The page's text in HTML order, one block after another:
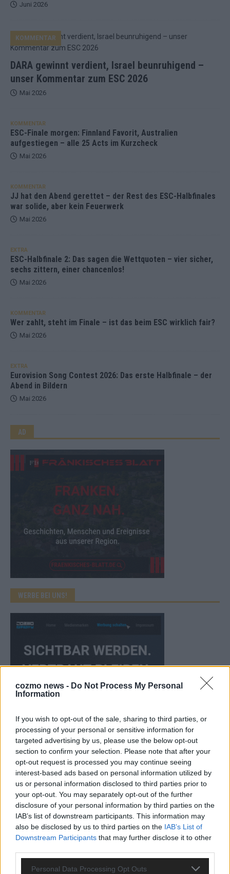
cozmo news - Do Not Process My Personal
Information
If you wish to opt-out of the sale, sharing to third parties, or
processing of your personal or sensitive information for
targeted advertising by us, please use the below opt-out
section to confirm your selection. Please note that after your
opt-out request is processed you may continue seeing
interest-based ads based on personal information utilized by
us or personal information disclosed to third parties prior to
your opt-out. You may separately opt-out of the further
disclosure of your personal information by third parties on the
IAB’s list of downstream participants. This information may
also be disclosed by us to third parties on the IAB’s List of
Downstream Participants that may further disclose it to other
Personal Data Processing Opt Outs
Juni 2026
DARA gewinnt verdient, Israel beunruhigend –
unser Kommentar zum ESC 2026
KOMMENTAR
Mai 2026
KOMMENTAR
ESC-Finale morgen: Finnland Favorit, Australien
aufgestiegen – alle 25 Acts im Kurzcheck
Mai 2026
KOMMENTAR
JJ hat den Abend gerettet – der Rest des ESC-Halbfinales
war solide, aber kein Feuerwerk
Mai 2026
EXTRA
ESC-Halbfinale 2: Das sagen die Wettquoten – vier sicher,
sechs zittern, einer chancenlos!
Mai 2026
KOMMENTAR
Wer zahlt, steht im Finale – ist das beim ESC wirklich fair?
Mai 2026
EXTRA
Eurovision Song Contest 2026: Das erste Halbfinale – der
Abend in Bildern
Mai 2026
AD
WERBE BEI UNS!
CHECK UNS AUF FACEBOOK
AD